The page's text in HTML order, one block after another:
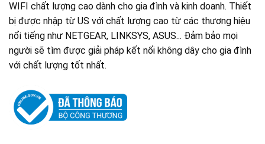
WIFI chất lượng cao dành cho gia đình và kinh doanh. Thiết
bị được nhập từ US với chất lượng cao từ các thương hiệu
nổi tiếng như NETGEAR, LINKSYS, ASUS... Đảm bảo mọi
người sẽ tìm được giải pháp kết nối không dây cho gia đình
với chất lượng tốt nhất.